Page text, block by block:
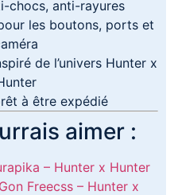
chocs, anti-rayures
les boutons, ports et
de l’univers Hunter x
à être expédié
aimer :
– Hunter x Hunter
Freecss – Hunter x